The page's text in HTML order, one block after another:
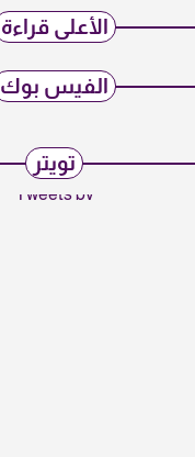
الأعلى قراءة
الفيس بوك
تويتر
Tweets by